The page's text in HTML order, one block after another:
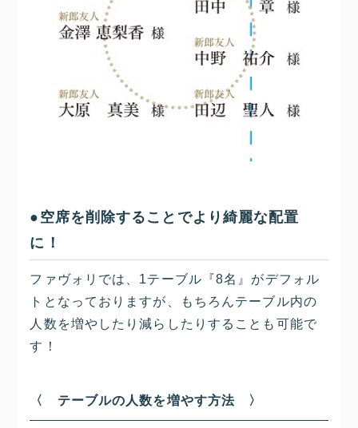
●空席を削除することでより綺麗な配置
に！
ファヴォリでは、1テーブル『8名』がデフォル
トとなっておりますが、もちろんテーブル内の
人数を増やしたり減らしたりすることも可能で
す！
〈 テーブルの人数を増やす方法 〉